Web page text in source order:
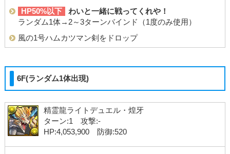
HP50%以下
わいと一緒に戦ってくれや！
ランダム1体→2～3ターンバインド（1度のみ使用）
風の1号ハムカツマン剣をドロップ
6F(ランダム1体出現)
精霊龍ライトデュエル・煌牙
ターン:1 攻撃:-
HP:4,053,900 防御:520